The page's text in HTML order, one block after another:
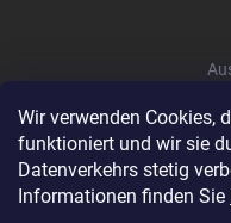
Wir verwenden Cookies,
funktioniert und wir sie
Datenverkehrs stetig
Informationen finden Sie